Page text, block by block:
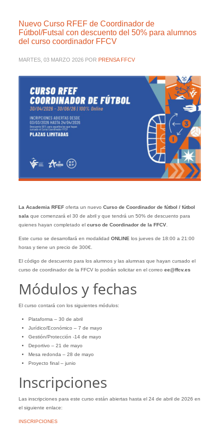
Nuevo Curso RFEF de Coordinador de
Fútbol/Futsal con descuento del 50% para alumnos
del curso coordinador FFCV
MARTES, 03 MARZO 2026 POR PRENSA FFCV
La Academia RFEFoferta un nuevo Curso de Coordinador de fútbol / fútbol
sala que comenzará el 30 de abril y que tendrá un 50% de descuento para
quienes hayan completado el curso de Coordinador de la FFCV.
Este curso se desarrollará en modalidad ONLINE los jueves de 18:00 a 21:00
horas y tiene un precio de 300€.
El código de descuento para los alumnos y las alumnas que hayan cursado el
curso de coordinador de la FFCV lo podrán solicitar en el correo ee@ffcv.es
Módulos y fechas
El curso contará con los siguientes módulos:
Plataforma – 30 de abril
Jurídico/Económico – 7 de mayo
Gestión/Protección -14 de mayo
Deportivo – 21 de mayo
Mesa redonda – 28 de mayo
Proyecto final – junio
Inscripciones
Las inscripciones para este curso están abiertas hasta el 24 de abril de 2026 en
el siguiente enlace:
INSCRIPCIONES